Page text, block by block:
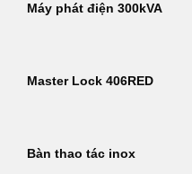
Máy phát điện 300kVA
Master Lock 406RED
Bàn thao tác inox